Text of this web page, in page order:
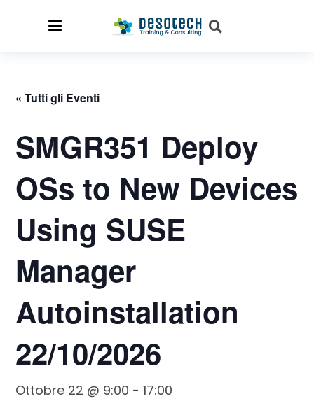
« Tutti gli Eventi
SMGR351 Deploy
OSs to New Devices
Using SUSE
Manager
Autoinstallation
22/10/2026
Ottobre 22 @ 9:00 -17:00